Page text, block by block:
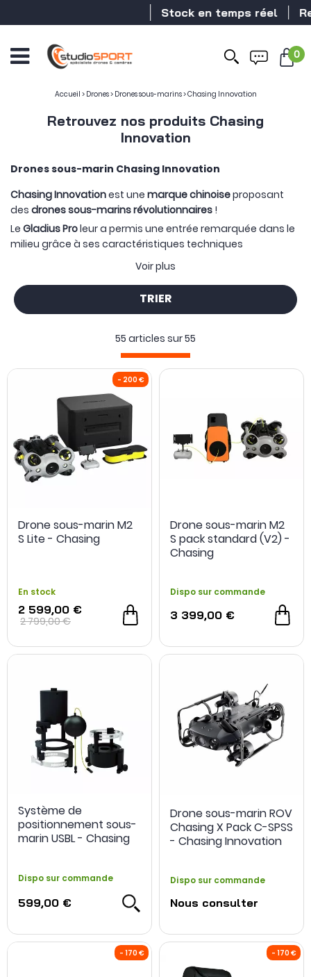
Stock en temps réel Revendeur
0
Accueil > Drones> Drones sous-marins>Chasing Innovation
Retrouvez nos produits Chasing
Innovation
Drones sous-marin Chasing Innovation
Chasing Innovationest une marque chinoiseproposant
des drones sous-marins révolutionnaires !
Le Gladius Proleur a permis une entrée remarquée dans le
milieu grâce à ses caractéristiques techniques
séduisantes ainsi que son application intuitive et très
Le nouveau drone-sous marinGladius Mini
donne. Sa conception il permet d'évoluer ou bon lui semble
jusqu’alors impossible pour ce type de machine. Côté
vidéo, il est capable de filmer en4K à 30 i/s
retransmettre son signal en 1080p via l'applicationIF.DIVE
ou par le port HDMI présent sur la borne WIFI. Ce produit
révolutionnaire ravira les passionnés du monde marin
comme les professionnels ayant besoin de faire de
l'inspection sous-marine.
Voir plus
TRIER
55 articles sur55
Drone sous-marin M2
S Lite - Chasing
En stock
2 599,00 €
2 799,00 €
Drone sous-marin M2
S pack standard (V2) -
Chasing
Dispo sur commande
3 399,00 €
Système de
positionnement sous-
marin USBL - Chasing
Dispo sur commande
599,00 €
Drone sous-marin ROV
Chasing X Pack C-SPSS
- Chasing Innovation
Dispo sur commande
Nous consulter